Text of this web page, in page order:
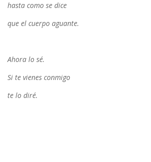
hasta como se dice
que el cuerpo aguante.
Ahora lo sé.
Si te vienes conmigo
te lo diré.